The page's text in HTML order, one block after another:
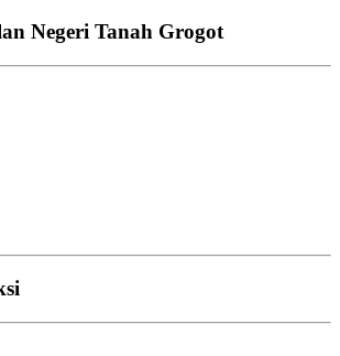
Negeri Tanah Grogot